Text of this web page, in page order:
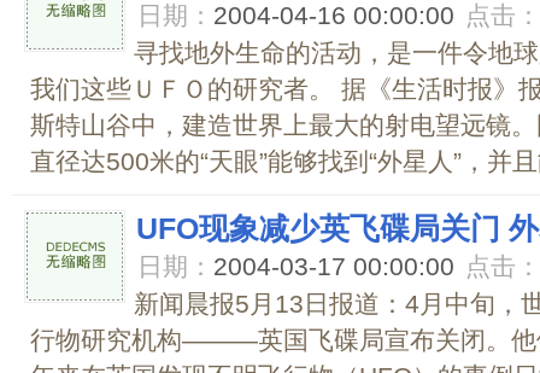
日期： 2004-04-16 00:00:00 点击：
寻找地外生命的活动，是一件令地
我们这些ＵＦＯ的研究者。 据《生活时报》
斯特山谷中，建造世界上最大的射电望远镜
直径达500米的“天眼”能够找到“外星人”，并
UFO现象减少英飞碟局关门
日期： 2004-03-17 00:00:00 点击：
新闻晨报5月13日报道：4月中旬，
行物研究机构―――英国飞碟局宣布关闭。他